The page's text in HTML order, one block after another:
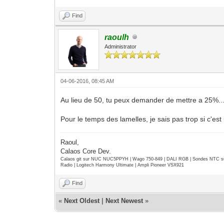
Find
raoulh
Administrator
04-06-2016, 08:45 AM
Au lieu de 50, tu peux demander de mettre a
Pour le temps des lamelles, je sais pas trop si
Raoul,
Calaos Core Dev.
Calaos git sur NUC NUC5PPYH | Wago 750-849 | DALI RGB | Sondes NTC
Radio | Logitech Harmony Ultimate | Ampli Pioneer VSX921
Find
« Next Oldest Next Newest »